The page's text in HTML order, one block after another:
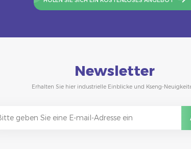
Newsletter
Erhalten Sie hier industrielle Einblicke und Kseng-